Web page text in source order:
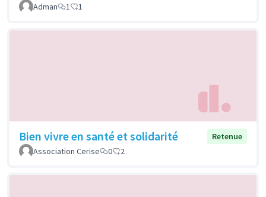
Adman 1 1
Bien vivre en santé et solidarité
Retenue
Association Cerise
0 2